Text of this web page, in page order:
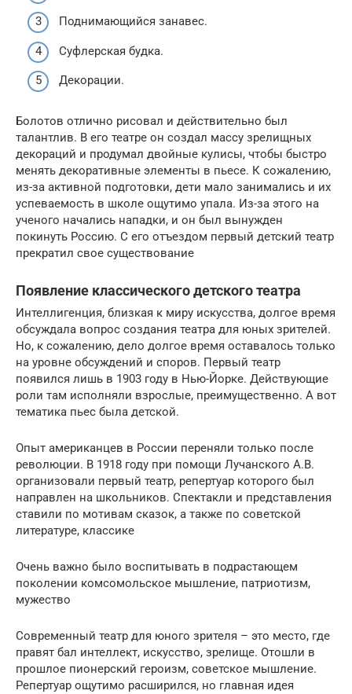
Поднимающийся занавес.
Суфлерская будка.
Декорации.
Болотов отлично рисовал и действительно был
талантлив. В его театре он создал массу зрелищных
декораций и продумал двойные кулисы, чтобы быстро
менять декоративные элементы в пьесе. К сожалению,
из-за активной подготовки, дети мало занимались и их
успеваемость в школе ощутимо упала. Из-за этого на
ученого начались нападки, и он был вынужден
покинуть Россию. С его отъездом первый детский театр
прекратил свое существование
Появление классического детского театра
Интеллигенция, близкая к миру искусства, долгое время
обсуждала вопрос создания театра для юных зрителей.
Но, к сожалению, дело долгое время оставалось только
на уровне обсуждений и споров. Первый театр
появился лишь в 1903 году в Нью-Йорке. Действующие
роли там исполняли взрослые, преимущественно. А вот
тематика пьес была детской.
Опыт американцев в России переняли только после
революции. В 1918 году при помощи Лучанского А.В.
организовали первый театр, репертуар которого был
направлен на школьников. Спектакли и представления
ставили по мотивам сказок, а также по советской
литературе, классике
Очень важно было воспитывать в подрастающем
поколении комсомольское мышление, патриотизм,
мужество
Современный театр для юного зрителя – это место, где
правят бал интеллект, искусство, зрелище. Отошли в
прошлое пионерский героизм, советское мышление.
Репертуар ощутимо расширился, но главная идея